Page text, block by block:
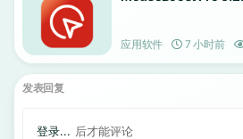
应用软件 7 小时前
发表回复
登录... 后才能评论